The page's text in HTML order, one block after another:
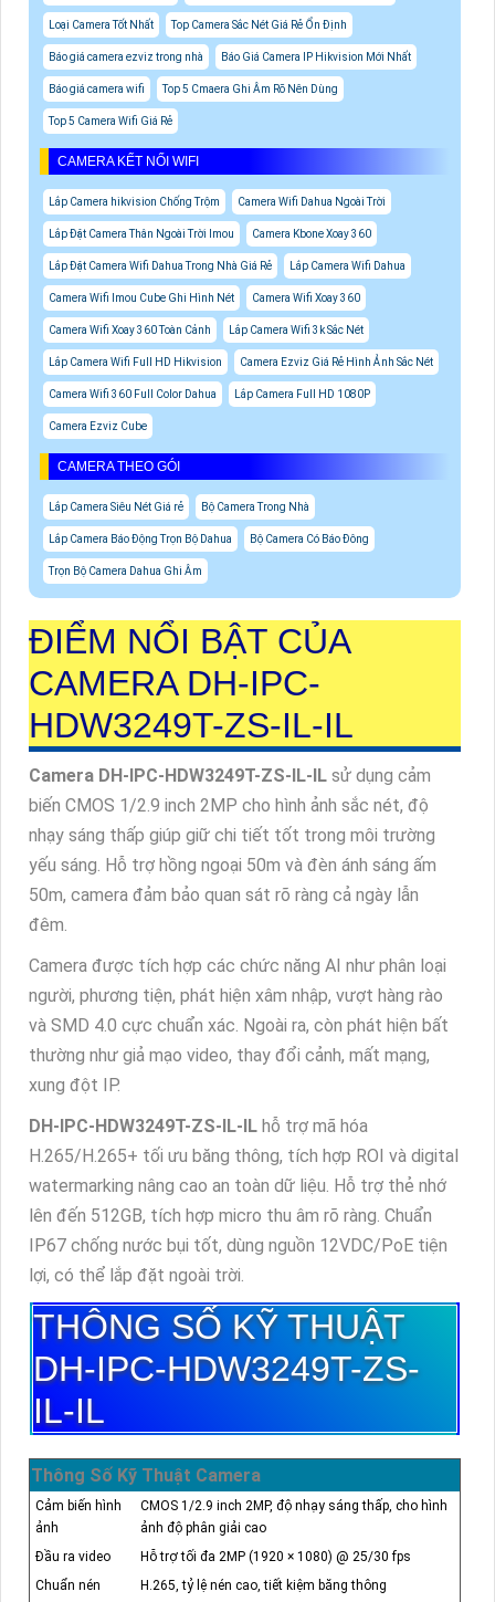
Loại Camera Tốt Nhất Top Camera Sắc Nét Giá Rẻ Ổn Định
Báo giá camera ezviz trong nhà Báo Giá Camera IP Hikvision Mới Nhất
Báo giá camera wifi Top 5 Cmaera Ghi Âm Rõ Nên Dùng
Top 5 Camera Wifi Giá Rẻ
CAMERA KẾT NỐI WIFI
Lắp Camera hikvision Chống Trộm Camera Wifi Dahua Ngoài Trời
Lắp Đặt Camera Thân Ngoài Trời Imou Camera Kbone Xoay 360
Lắp Đặt Camera Wifi Dahua Trong Nhà Giá Rẻ Lắp Camera Wifi Dahua
Camera Wifi Imou Cube Ghi Hình Nét Camera Wifi Xoay 360
Camera Wifi Xoay 360 Toàn Cảnh Lắp Camera Wifi 3k Sắc Nét
Lắp Camera Wifi Full HD Hikvision Camera Ezviz Giá Rẻ Hình Ảnh Sắc Nét
Camera Wifi 360 Full Color Dahua Lắp Camera Full HD 1080P
Camera Ezviz Cube
CAMERA THEO GÓI
Lắp Camera Siêu Nét Giá rẻ Bộ Camera Trong Nhà
Lắp Camera Báo Động Trọn Bộ Dahua Bộ Camera Có Báo Đông
Trọn Bộ Camera Dahua Ghi Âm
ĐIỂM NỔI BẬT CỦA
CAMERA DH-IPC-
HDW3249T-ZS-IL-IL
Camera DH-IPC-HDW3249T-ZS-IL-IL sử dụng cảm
biến CMOS 1/2.9 inch 2MP cho hình ảnh sắc nét, độ
nhạy sáng thấp giúp giữ chi tiết tốt trong môi trường
yếu sáng. Hỗ trợ hồng ngoại 50m và đèn ánh sáng ấm
50m, camera đảm bảo quan sát rõ ràng cả ngày lẫn
đêm.
Camera được tích hợp các chức năng AI như phân loại
người, phương tiện, phát hiện xâm nhập, vượt hàng rào
và SMD 4.0 cực chuẩn xác. Ngoài ra, còn phát hiện bất
thường như giả mạo video, thay đổi cảnh, mất mạng,
xung đột IP.
DH-IPC-HDW3249T-ZS-IL-IL hỗ trợ mã hóa
H.265/H.265+ tối ưu băng thông, tích hợp ROI và digital
watermarking nâng cao an toàn dữ liệu. Hỗ trợ thẻ nhớ
lên đến 512GB, tích hợp micro thu âm rõ ràng. Chuẩn
IP67 chống nước bụi tốt, dùng nguồn 12VDC/PoE tiện
lợi, có thể lắp đặt ngoài trời.
THÔNG SỐ KỸ THUẬT
DH-IPC-HDW3249T-ZS-
IL-IL
Thông Số Kỹ Thuật Camera
Cảm biến hình
ảnh
CMOS 1/2.9 inch 2MP, độ nhạy sáng thấp, cho hình
ảnh độ phân giải cao
Đầu ra video
Hỗ trợ tối đa 2MP (1920 × 1080) @ 25/30 fps
Chuẩn nén
H.265, tỷ lệ nén cao, tiết kiệm băng thông